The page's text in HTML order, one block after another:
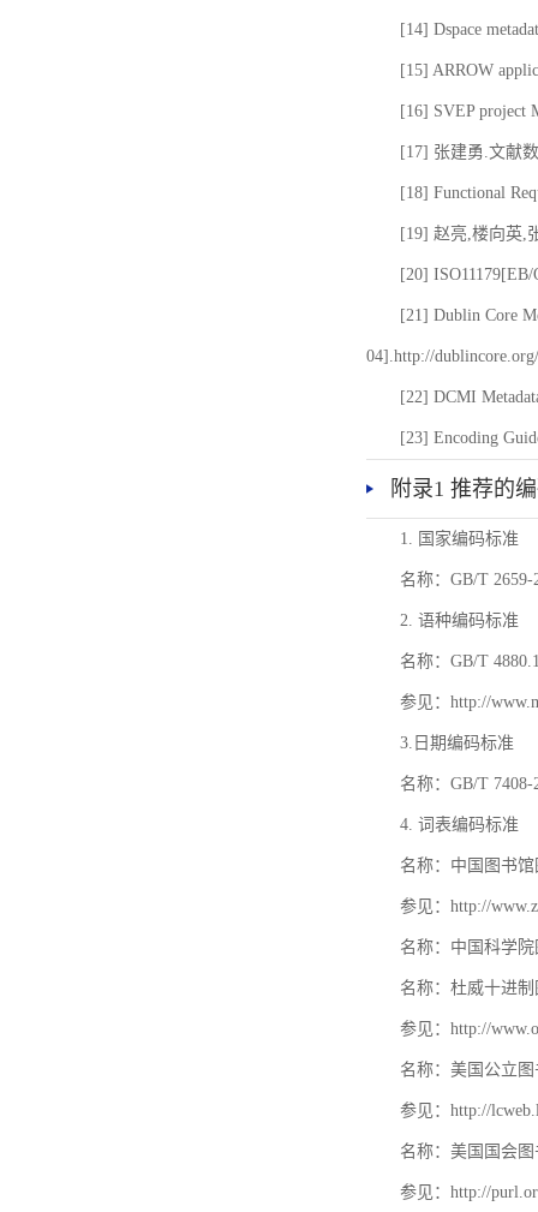
[14] Dspace
[15] ARROW
[16] SVEP project
[17] 张建勇.文献
[18] Functional
[19] 赵亮,楼向英,
[20] ISO11179[EB/
[21] Dublin Core
04].http://
[22] DCMI
[23] Encoding
附录1 推荐的
1. 国家编码标准
名称：GB/T
2. 语种编码标准
名称：GB/T
参见：http://
3.日期编码标准
名称：GB/T
4. 词表编码标准
名称：中国图书
参见：http://
名称：中国科学
名称：杜威十进
参见：http://
名称：美国公立
参见：http://
名称：美国国会
参见：http://